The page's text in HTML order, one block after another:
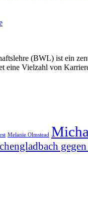
(BWL) ist ein
eine Vielzahl von
Melanie Olmstead